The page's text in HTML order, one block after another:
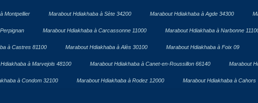
Montpellier Marabout Hdiakhaba à Sète 34200 Marabout Hdiakhaba à Agde 34300
Marabout Hdiakhaba à Carcassonne 11000 Marabout Hdiakhaba à Narbonne
à Castres 81100 Marabout Hdiakhaba à Alès 30100 Marabout Hdiakhaba à Foix 09
à Marvejols 48100 Marabout Hdiakhaba à Canet-en-Roussillon 66140 Marabout
à Condom 32100 Marabout Hdiakhaba à Rodez 12000 Marabout Hdiakhaba à Cahors